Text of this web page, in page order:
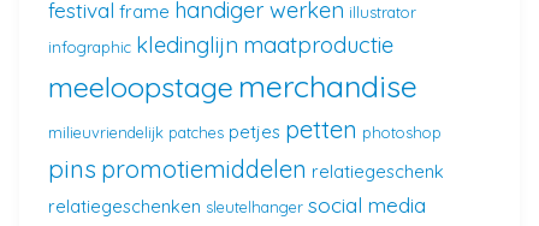
festival frame handiger werken illustrator
infographic kledinglijn maatproductie
meeloopstage merchandise
milieuvriendelijk patches petjes petten photoshop
pins promotiemiddelen relatiegeschenk
relatiegeschenken sleutelhanger social media